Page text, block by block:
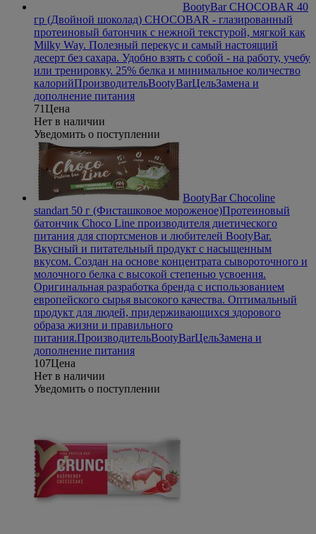
BootyBar CHOCOBAR 40
гр (Двойной шоколад) CHOCOBAR - глазированный
протеиновый батончик с нежной текстурой, мягкой как
Milky Way. Полезный перекус и самый настоящий
десерт без сахара. Удобно взять с собой - на работу, учебу
или тренировку. 25% белка и минимальное количество
калорийПроизводительBootyBarЦельЗамена и
дополнение питания
71Цена
Нет в наличии
Уведомить о поступлении
BootyBar Chocoline
standart 50 г (Фисташковое мороженое)Протеиновый
батончик Choco Line производителя диетического
питания для спортсменов и любителей BootyBar.
Вкусный и питательный продукт с насыщенным
вкусом. Создан на основе концентрата сывороточного и
молочного белка с высокой степенью усвоения.
Оригинальная разработка бренда с использованием
европейского сырья высокого качества. Оптимальный
продукт для людей, придерживающихся здорового
образа жизни и правильного
питания.ПроизводительBootyBarЦельЗамена и
дополнение питания
107Цена
Нет в наличии
Уведомить о поступлении